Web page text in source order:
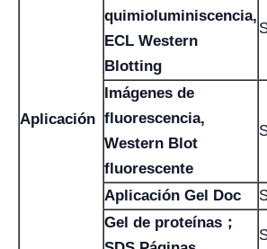
Aplicación
quimioluminiscencia,
ECL Western
Blotting
Imágenes de
fluorescencia,
Western Blot
fluorescente
Aplicación Gel Doc
Gel de proteínas；